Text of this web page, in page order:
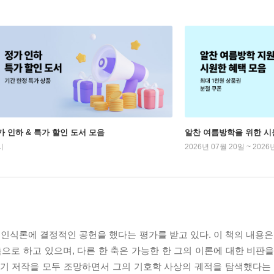
인하 & 특가 할인 도서 모음 알찬 여름방학을 위한 시
2026년 07월 20일 ~ 2026
식론에 결정적인 공헌을 했다는 평가를 받고 있다. 이 책의 내용
로 하고 있으며, 다른 한 축은 가능한 한 그의 이론에 대한 비판
저작을 모두 조망하면서 그의 기호학 사상의 궤적을 탐색했다